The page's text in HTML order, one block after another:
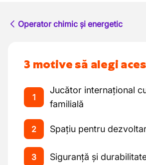
Operator chimic și energetic
3 motive să alegi
1
Jucător internațional
familială
2 Spațiu pentru
3 Siguranță și